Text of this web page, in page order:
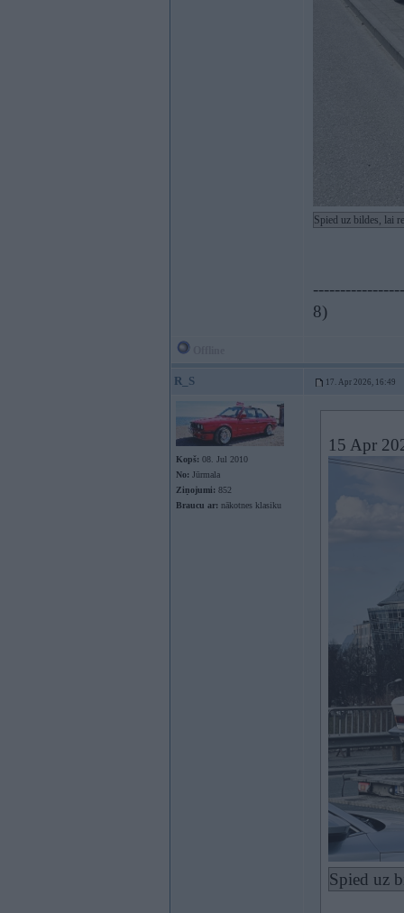
Spied uz bildes, lai
-----------------
8)
R_S 17. Apr 2026, 16:49
Kopš: 08. Jul 2010
No: Jūrmala
Ziņojumi: 852
Braucu ar: nākotnes klasiku
15 Apr
Spied uz